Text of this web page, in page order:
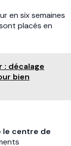
en six semaines
placés en
: décalage
bien
le centre de